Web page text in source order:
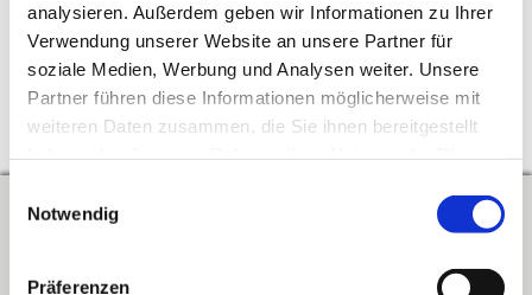
analysieren. Außerdem geben wir Informationen zu Ihrer
Verwendung unserer Website an unsere Partner für
soziale Medien, Werbung und Analysen weiter. Unsere
Partner führen diese Informationen möglicherweise mit
weiteren Daten zusammen, die Sie ihnen bereitgestellt
Cookies, wenn Sie unsere Website weiterhin nutzen.
Notwendig
Präferenzen
Zum Seitenanfang
Verband der Lehrerinnen und Lehrer an beruflichen Schulen in